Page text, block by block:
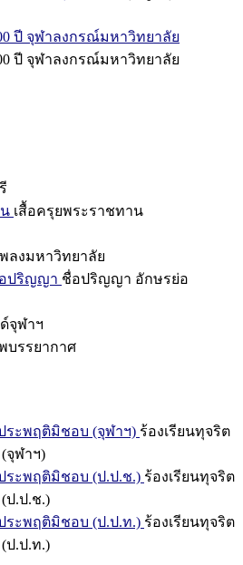
ปี จุฬาลงกรณ์มหาวิทยาลัย
ปี จุฬาลงกรณ์มหาวิทยาลัย
เสื้อครุยพระราชทาน
พลงมหาวิทยาลัย
ปริญญา ชื่อปริญญา อักษรย่อ
จุฬาฯ
บรรยากาศ
ระพฤติมิชอบ (จุฬาฯ) ร้องเรียนทุจริต
จุฬาฯ)
ระพฤติมิชอบ (ป.ป.ช.) ร้องเรียนทุจริต
ป.ป.ช.)
ระพฤติมิชอบ (ป.ป.ท.) ร้องเรียนทุจริต
ป.ป.ท.)